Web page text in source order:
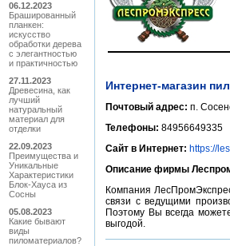
06.12.2023
Брашированный
планкен:
искусство
обработки дерева
с элегантностью
и практичностью
27.11.2023
Древесина, как
лучший
натуральный
материал для
отделки
22.09.2023
Преимущества и
Уникальные
Характеристики
Блок-Хауса из
Сосны
05.08.2023
Какие бывают
виды
пиломатериалов?
Интернет-магазин
Почтовый адрес: п.
Телефоны: 84956649335
Сайт в Интернет: https://
Описание фирмы
Компания
связи с ведущими
Поэтому Вы всегда
выгодой.